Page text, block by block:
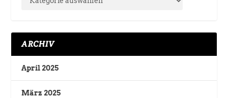
ARCHIV
April 2025
März 2025